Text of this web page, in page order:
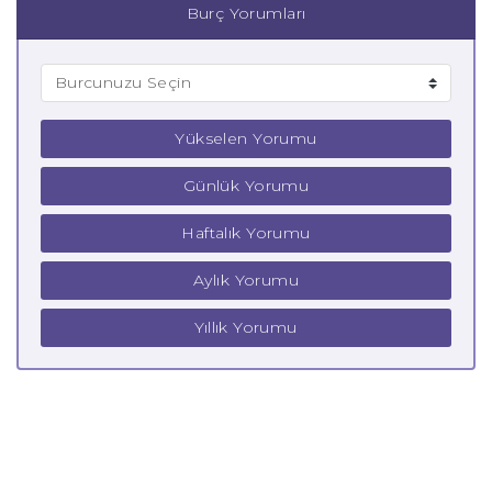
Burç Yorumları
Yükselen Yorumu
Günlük Yorumu
Haftalık Yorumu
Aylık Yorumu
Yıllık Yorumu